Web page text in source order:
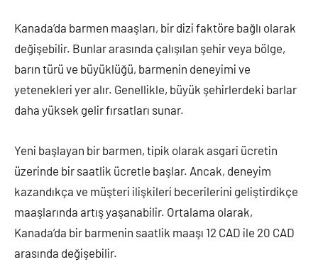
Kanada’da barmen maaşları, bir dizi faktöre bağlı olarak
değişebilir. Bunlar arasında çalışılan şehir veya bölge,
barın türü ve büyüklüğü, barmenin deneyimi ve
yetenekleri yer alır. Genellikle, büyük şehirlerdeki barlar
daha yüksek gelir fırsatları sunar.
Yeni başlayan bir barmen, tipik olarak asgari ücretin
üzerinde bir saatlik ücretle başlar. Ancak, deneyim
kazandıkça ve müşteri ilişkileri becerilerini geliştirdikçe
maaşlarında artış yaşanabilir. Ortalama olarak,
Kanada’da bir barmenin saatlik maaşı 12 CAD ile 20 CAD
arasında değişebilir.